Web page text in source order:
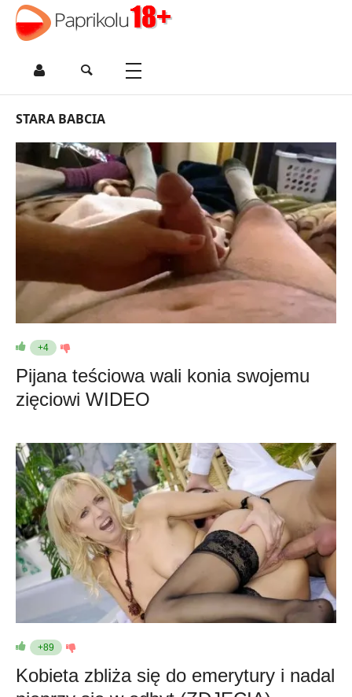
STARA BABCIA
+4
Pijana teściowa wali konia swojemu
zięciowi WIDEO
+89
Kobieta zbliża się do emerytury i nadal